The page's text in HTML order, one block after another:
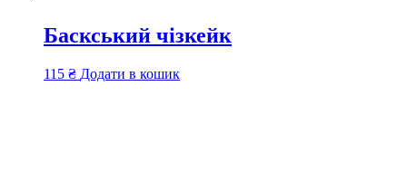
Баскський чізкейк
115 ₴ Додати в кошик